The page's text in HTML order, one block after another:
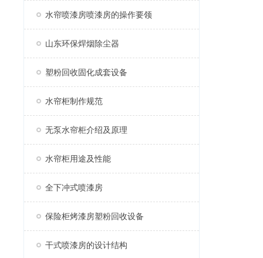
水帘喷漆房喷漆房的操作要领
山东环保焊烟除尘器
塑粉回收固化成套设备
水帘柜制作规范
无泵水帘柜介绍及原理
水帘柜用途及性能
全下冲式喷漆房
保险柜烤漆房塑粉回收设备
干式喷漆房的设计结构